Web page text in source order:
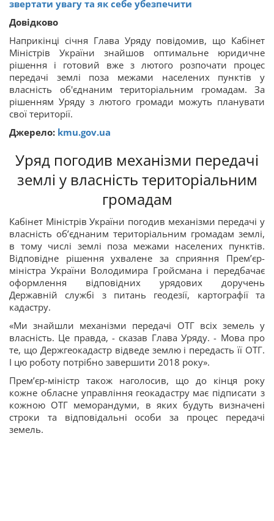
звертати увагу та як себе убезпечити
Довідково
Наприкінці січня Глава Уряду повідомив, що Кабінет
Міністрів України знайшов оптимальне юридичне
рішення і готовий вже з лютого розпочати процес
передачі землі поза межами населених пунктів у
власність об'єднаним територіальним громадам. За
рішенням Уряду з лютого громади можуть планувати
свої території.
Джерело: kmu.gov.ua
Уряд погодив механізми передачі
землі у власність територіальним
громадам
Кабінет Міністрів України погодив механізми передачі у
власність об’єднаним територіальним громадам землі,
в тому числі землі поза межами населених пунктів.
Відповідне рішення ухвалене за сприяння Прем’єр-
міністра України Володимира Гройсмана і передбачає
оформлення відповідних урядових доручень
Державній службі з питань геодезії, картографії та
кадастру.
«Ми знайшли механізми передачі ОТГ всіх земель у
власність. Це правда, - сказав Глава Уряду. - Мова про
те, що Держгеокадастр відведе землю і передасть її ОТГ.
І цю роботу потрібно завершити 2018 року».
Прем’єр-міністр також наголосив, що до кінця року
кожне обласне управління геокадастру має підписати з
кожною ОТГ меморандуми, в яких будуть визначені
строки та відповідальні особи за процес передачі
земель.